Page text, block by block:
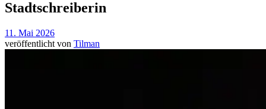
Stadtschreiberin
11. Mai 2026
veröffentlicht von Tilman